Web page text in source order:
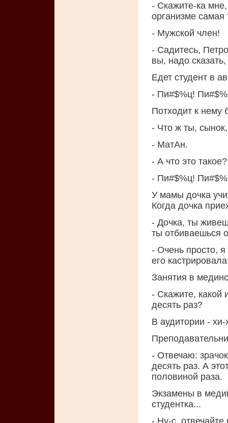
- Скажите-ка мне,
организме самая
- Мужской член!
- Садитесь,
вы, надо
Едет студент в
- Пи#$%ц!
Потходит к нему
- Что ж ты,
- МатАн.
- А что это такое?
- Пи#$%ц!
У мамы дочка
Когда дочка
- Дочка, ты
ты отбиваешься
- Очень просто,
его
Занятия в
- Скажите, какой
десять раз?
В аудитории -
- Отвечаю:
десять раз. А
половиной раза.
Экзамены в
студентка...
- Ну-с, отвечайте